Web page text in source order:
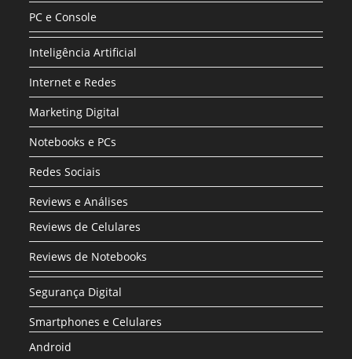
PC e Console
Inteligência Artificial
Internet e Redes
Marketing Digital
Notebooks e PCs
Redes Sociais
Reviews e Análises
Reviews de Celulares
Reviews de Notebooks
Segurança Digital
Smartphones e Celulares
Android